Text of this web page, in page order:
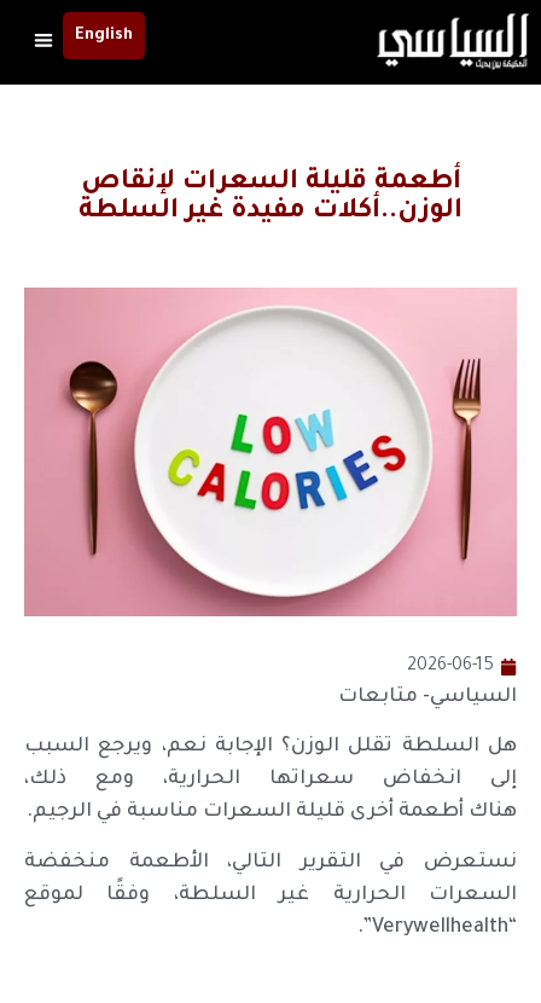
English
أطعمة قليلة السعرات لإنقاص
الوزن..أكلات مفيدة غير السلطة
2026-06-15
السياسي- متابعات
هل السلطة تقلل الوزن؟ الإجابة نعم، ويرجع السبب
إلى انخفاض سعراتها الحرارية، ومع ذلك،
هناك أطعمة أخرى قليلة السعرات مناسبة في الرجيم.
نستعرض في التقرير التالي، الأطعمة منخفضة
السعرات الحرارية غير السلطة، وفقًا لموقع
“Verywellhealth”.